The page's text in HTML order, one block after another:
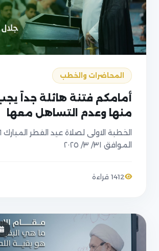
المحاضرات والخطب
أمامكم فتنة هائلة جداً
منها وعدم التساهل معها
الموافق ٣١/ ٣/ ٢٠٢٥
1412 قراءة